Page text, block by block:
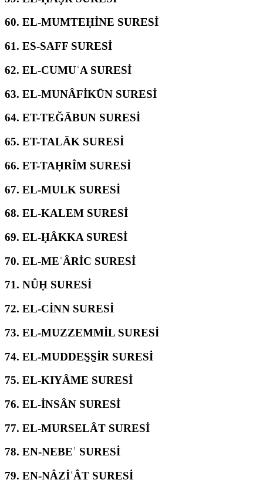
60. EL-MUMTEḤİNE SURESİ
61. ES-SAFF SURESİ
62. EL-CUMUʿA SURESİ
63. EL-MUNÂFİKŪN SURESİ
64. ET-TEĞĀBUN SURESİ
65. ET-TALĀK SURESİ
66. ET-TAḤRÎM SURESİ
67. EL-MULK SURESİ
68. EL-KALEM SURESİ
69. EL-ḤÂKKA SURESİ
70. EL-MEʿÂRİC SURESİ
71. NÛḤ SURESİ
72. EL-CİNN SURESİ
73. EL-MUZZEMMİL SURESİ
74. EL-MUDDES̱S̱İR SURESİ
75. EL-KIYÂME SURESİ
76. EL-İNSÂN SURESİ
77. EL-MURSELÂT SURESİ
78. EN-NEBEʾ SURESİ
79. EN-NÂZİʿÂT SURESİ